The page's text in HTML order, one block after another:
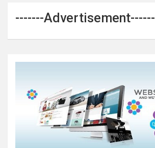
-------Advertisement------